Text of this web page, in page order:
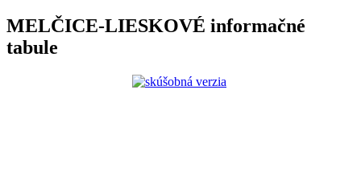
MELČICE-LIESKOVÉ informačné
tabule